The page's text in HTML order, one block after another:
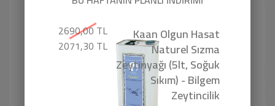
2690,00 TL
2071,30 TL
Kaan Olgun Hasat
Naturel Sızma
Zeytinyağı (5lt, Soğuk
Sıkım) - Bilgem
Zeytincilik